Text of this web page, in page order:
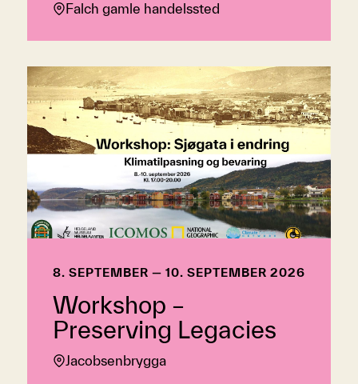
Falch gamle handelssted
8. SEPTEMBER — 10. SEPTEMBER 2026
Workshop –
Preserving Legacies
Jacobsenbrygga